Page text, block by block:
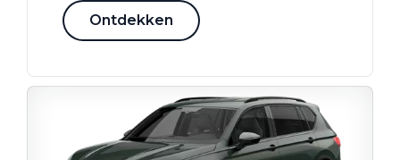
Ontdekken